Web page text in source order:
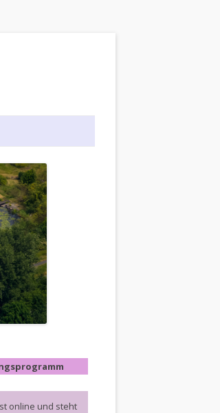
online und steht